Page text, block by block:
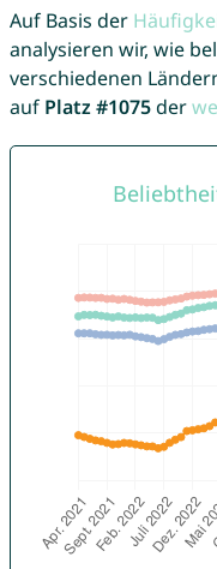
Auf Basis der
analysieren wir, wie
verschiedenen
auf Platz #1075der